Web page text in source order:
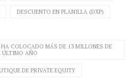
DESCUENTO EN PLANILLA (DXP)
COLOCADO MÁS DE 13 MILLONES DE
ÚLTIMO AÑO
DE PRIVATE EQUITY